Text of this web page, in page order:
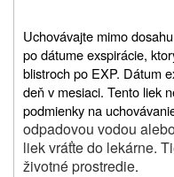
Uchovávajte mimo
po dátume exspirácie,
blistroch po EXP. Dátum
deň v mesiaci. Tento liek
podmienky na
odpadovou vodou
liek vráťte do lekárne.
životné prostredie.